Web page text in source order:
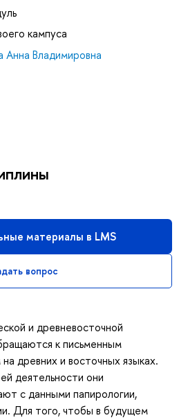
кампуса
Анна Владимировна
материалы в LMS
вопрос
и древневосточной
к письменным
древних и восточных языках.
деятельности они
с данными папирологии,
Для того, чтобы в будущем